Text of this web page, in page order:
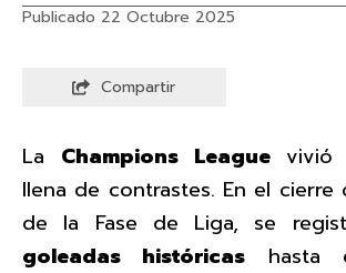
Publicado 22 Octubre 2025
Compartir
La Champions Leaguevivió
llena de contrastes. En el cierre
de la Fase de Liga, se
goleadas históricas hasta